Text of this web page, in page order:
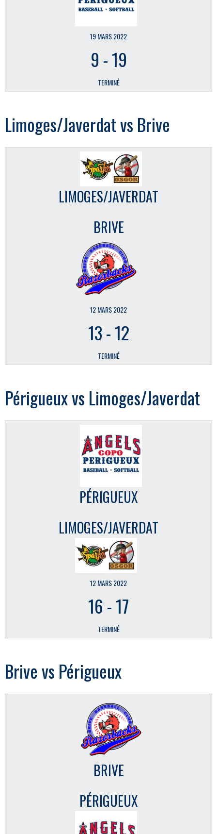
19 MARS 2022
9 -19
TERMINÉ
Limoges/Javerdat vs Brive
LIMOGES/JAVERDAT
BRIVE
12 MARS 2022
13-12
TERMINÉ
Périgueux vs Limoges/Javerdat
PÉRIGUEUX
LIMOGES/JAVERDAT
12 MARS 2022
16 -17
TERMINÉ
Brive vs Périgueux
BRIVE
PÉRIGUEUX